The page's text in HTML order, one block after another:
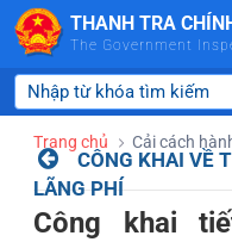
Skip to Main Content
THANH TRA
The Government
Trang chủ Cải cách
CÔNG KHAI VỀ
LÃNG PHÍ
Công khai